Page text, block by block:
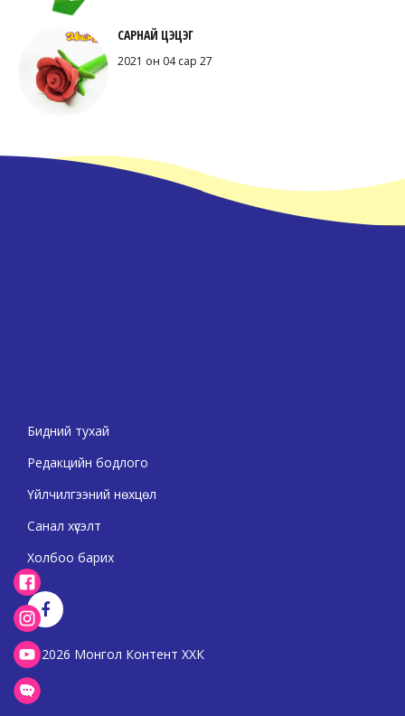
САРНАЙ ЦЭЦЭГ
2021 он 04 сар 27
Бидний тухай
Редакцийн бодлого
Үйлчилгээний нөхцөл
Санал хүсэлт
Холбоо барих
2026 Монгол Контент ХХК